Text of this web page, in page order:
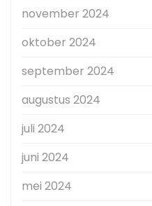
november 2024
oktober 2024
september 2024
augustus 2024
juli 2024
juni 2024
mei 2024